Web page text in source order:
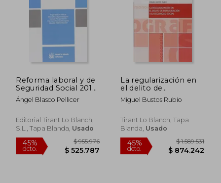
45%
dcto.
$ 138.331
$ 76.082
6%
dcto.
Reforma laboral y de
Seguridad Social 2013
(Reformas)
Ángel Blasco Pellicer
Editorial Tirant Lo Blanch,
S.L., Tapa Blanda, Usado
La regularización en
el delito de
defraudación a la
Seguridad Social
Miguel Bustos Rubio
Tirant Lo Blanch, Tapa
Blanda, Usado